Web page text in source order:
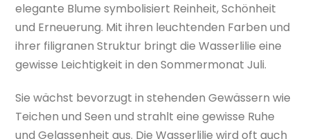
elegante Blume symbolisiert Reinheit, Schönheit
und Erneuerung. Mit ihren leuchtenden Farben und
ihrer filigranen Struktur bringt die Wasserlilie eine
gewisse Leichtigkeit in den Sommermonat Juli.
Sie wächst bevorzugt in stehenden Gewässern wie
Teichen und Seen und strahlt eine gewisse Ruhe
und Gelassenheit aus. Die Wasserlilie wird oft auch